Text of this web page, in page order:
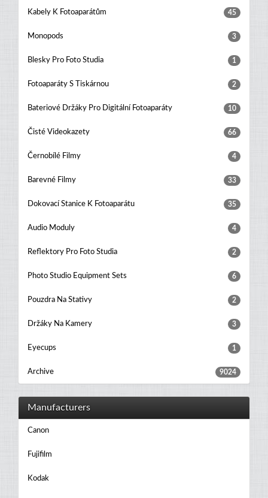
Kabely K Fotoaparátům 45
Monopods 3
Blesky Pro Foto Studia 1
Fotoaparáty S Tiskárnou 2
Bateriové Držáky Pro Digitální Fotoaparáty 10
Čisté Videokazety 66
Černobílé Filmy 4
Barevné Filmy 33
Dokovací Stanice K Fotoaparátu 35
Audio Moduly 4
Reflektory Pro Foto Studia 2
Photo Studio Equipment Sets 6
Pouzdra Na Stativy 2
Držáky Na Kamery 3
Eyecups 1
Archive 9024
Manufacturers
Canon
Fujifilm
Kodak